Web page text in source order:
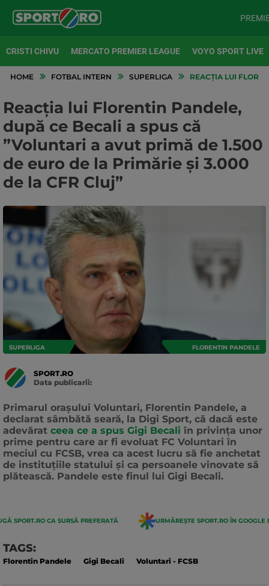
CRISTI CHIVU MERCATO PREMIER LEAGUE VOYO SPORT LIVE
HOME FOTBAL INTERN SUPERLIGA REACȚIA LUI
Reacția lui Florentin Pandele,
după ce Becali a spus că
”Voluntari a avut primă de 1.500
de euro de la Primărie și 3.000
de la CFR Cluj”
SUPERLIGA FLORENTIN PANDELE
SPORT.RO
Data publicarii:
Primarul oraşului Voluntari, Florentin Pandele, a
declarat sâmbătă seară, la Digi Sport, că dacă este
adevărat ceea ce a spus Gigi Becali în privinţa unor
prime pentru care ar fi evoluat FC Voluntari în
meciul cu FCSB, vrea ca acest lucru să fie anchetat
de instituţiile statului şi ca persoanele vinovate să
plătească. Pandele este finul lui Gigi Becali.
SPORT.RO CA SURSĂ PREFERATĂ URMĂREȘTE SPORT.RO ÎN GOOGLE
TAGS:
Florentin Pandele Gigi Becali Voluntari - FCSB